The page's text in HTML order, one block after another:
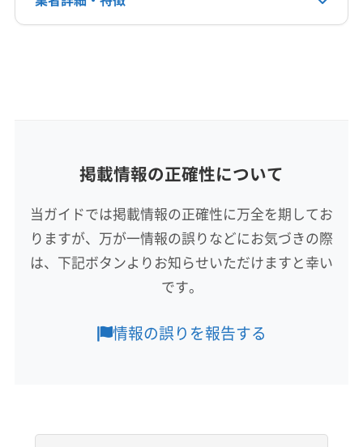
電話番号
非公開
高知県香南市野市町母代寺435-21
対応地域
安芸郡東洋町 安芸市 香南市 香美市
高知市
須崎市
土佐市 南国市 安芸郡安田町
安芸郡芸西村
安芸郡奈半利町
不定休
掲載情報の正確性について
当ガイドでは掲載情報の正確性に万全を期してお
りますが、万が一情報の誤りなどにお気づきの際
は、下記ボタンよりお知らせいただけますと幸い
です。
情報の誤りを報告する